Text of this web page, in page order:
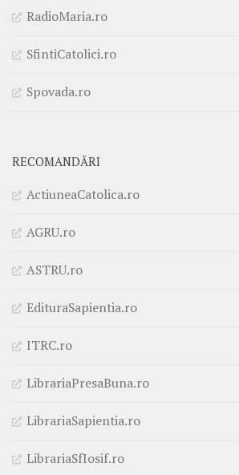
RadioMaria.ro
SfintiCatolici.ro
Spovada.ro
RECOMANDĂRI
ActiuneaCatolica.ro
AGRU.ro
ASTRU.ro
EdituraSapientia.ro
ITRC.ro
LibrariaPresaBuna.ro
LibrariaSapientia.ro
LibrariaSfIosif.ro